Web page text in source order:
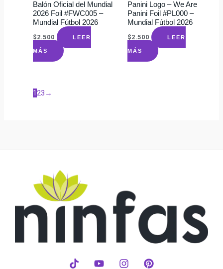
Balón Oficial del Mundial
2026 Foil #FWC005 –
Mundial Fútbol 2026
$2.500 LEER
MÁS
Panini Logo – We Are
Panini Foil #PL000 –
Mundial Fútbol 2026
$2.500 LEER
MÁS
123 →